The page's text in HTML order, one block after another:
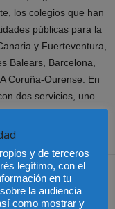
los colegios que han
públicas para la
y Fuerteventura,
Balears, Barcelona,
Coruña-Ourense. En
dos servicios, uno
entidad
y de terceros
legítimo, con el
en tu
la audiencia
como mostrar y